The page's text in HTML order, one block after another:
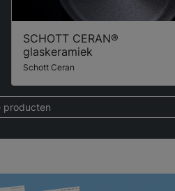
SCHOTT CERAN®
glaskeramiek
Schott Ceran
producten